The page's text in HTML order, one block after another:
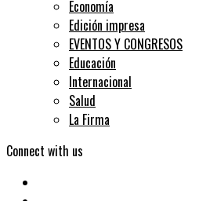
Economía
Edición impresa
EVENTOS Y CONGRESOS
Educación
Internacional
Salud
La Firma
Connect with us